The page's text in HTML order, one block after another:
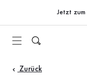
Zum Inhaltsverzeichnis
Zur Hauptnavigation
Jetzt zum
Zurück